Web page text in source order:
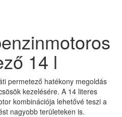
14 l
permetező hatékony megoldás
kezelésére. A 14 literes
kombinációja lehetővé teszi a
nagyobb területeken is.